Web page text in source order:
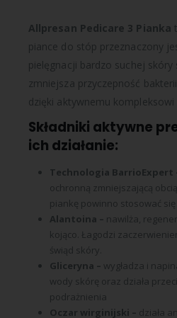
Allpresan Pedicare 3 Pianka
piance do stóp przeznaczony
pielęgnacji bardzo suchej
zmniejsza przyczepność
dzięki aktywnemu kompleksowi
Składniki aktywne
ich działanie:
Technologia BarrioExpert
ochronną zmniejszającą
piankę powinno stosować się
Alantoina – nawilża,
kojąco. Łagodzi
świąd skóry.
Gliceryna – wygładza i
wody skórę oraz działa
podrażnienia
Oczar wirginijski – działa